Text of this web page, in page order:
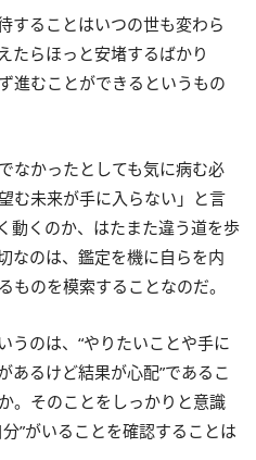
することはいつの世も変わら
たらほっと安堵するばかり
進むことができるというもの
なかったとしても気に病む必
む未来が手に入らない」と言
動くのか、はたまた違う道を歩
なのは、鑑定を機に自らを内
ものを模索することなのだ。
うのは、“やりたいことや手に
あるけど結果が心配”であるこ
。そのことをしっかりと意識
”がいることを確認することは